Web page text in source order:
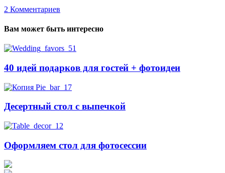
2 Комментариев
Вам может быть интересно
40 идей подарков для гостей + фотоидеи
Десертный стол с выпечкой
Оформляем стол для фотосессии